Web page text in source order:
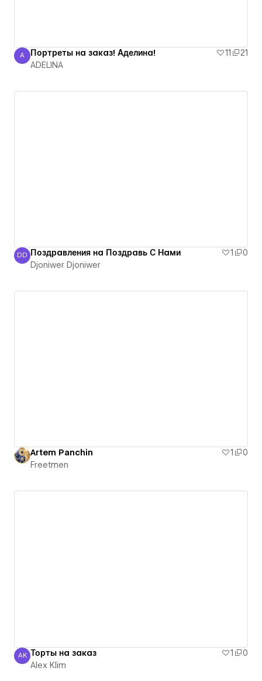
ADELINA
A Портреты на заказ! Аделина! 11
21
ADELINA
Djoniwer Djoniwer
DD Поздравления на Поздравь С Нами 1
0
Djoniwer Djoniwer
Artem Panchin 1
0
Freetmen
Alex Klim
AK Торты на заказ 1
0
Alex Klim